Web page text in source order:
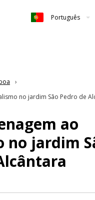
Português
no jardim São Pedro de
ao
no jardim